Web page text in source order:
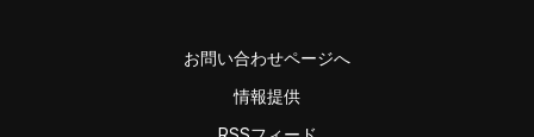
お問い合わせページへ
情報提供